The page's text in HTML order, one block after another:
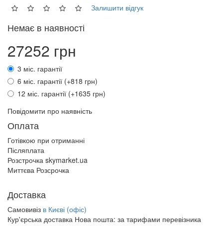
Залишити відгук
Немає в наявності
27252 грн
3 міс. гарантії
6 міс. гарантії (+818 грн)
12 міс. гарантії (+1635 грн)
Повідомити про наявність
Оплата
Готівкою при отриманні
Післяплата
Розстрочка skymarket.ua
Миттєва Розсрочка
Доставка
Самовивіз в Києві (офіс)
Кур'єрська доставка Нова пошта: за тарифами перевізника